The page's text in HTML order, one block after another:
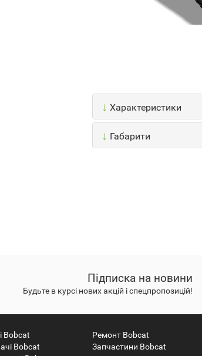
↓ Характеристики
↓ Габарити
Підписка на новини
Будьте в курсі нових акцій і спецпропозицій!
Bobcat
Bobcat
Ремонт Bobcat
Запчастини Bobcat